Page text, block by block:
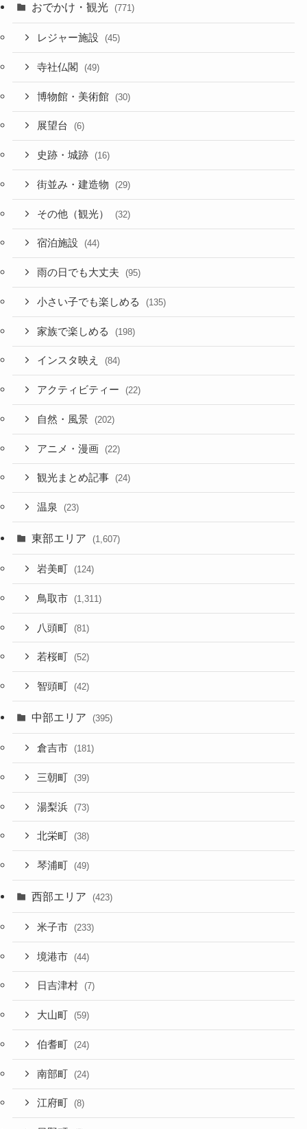
おでかけ・観光 (771)
レジャー施設 (45)
寺社仏閣 (49)
博物館・美術館 (30)
展望台 (6)
史跡・城跡 (16)
街並み・建造物 (29)
その他（観光） (32)
宿泊施設 (44)
雨の日でも大丈夫 (95)
小さい子でも楽しめる (135)
家族で楽しめる (198)
インスタ映え (84)
アクティビティー (22)
自然・風景 (202)
アニメ・漫画 (22)
観光まとめ記事 (24)
温泉 (23)
東部エリア (1,607)
岩美町 (124)
鳥取市 (1,311)
八頭町 (81)
若桜町 (52)
智頭町 (42)
中部エリア (395)
倉吉市 (181)
三朝町 (39)
湯梨浜 (73)
北栄町 (38)
琴浦町 (49)
西部エリア (423)
米子市 (233)
境港市 (44)
日吉津村 (7)
大山町 (59)
伯耆町 (24)
南部町 (24)
江府町 (8)